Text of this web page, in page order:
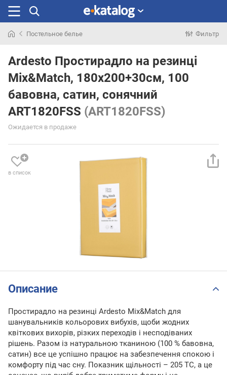
раньше
Постельное белье Фильтр
Ardesto Простирадло на резинці
Mix&Match, 180x200+30см, 100
бавовна, сатин, сонячний
ART1820FSS (ART1820FSS)
Ожидается в продаже
в список
Описание
Простирадло на резинці Ardesto Mix&Match для
шанувальників кольорових вибухів, щоби жодних
квіткових вихорів, різких переходів і несподіваних
рішень. Разом із натуральною тканиною (100 % бавовна,
сатин) все це успішно працює на забезпечення спокою і
комфорту під час сну. Показник щільності – 205 TC, а це